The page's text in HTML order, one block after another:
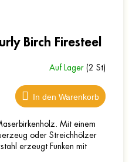
Birch Firesteel
Auf Lager (2 St)
In den Warenkorb
Mit einem
oder Streichhölzer
erzeugt Funken mit